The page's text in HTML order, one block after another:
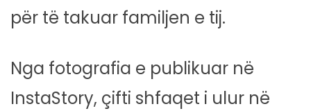
për të takuar familjen e tij.
Nga fotografia e publikuar në
InstaStory, çifti shfaqet i ulur në